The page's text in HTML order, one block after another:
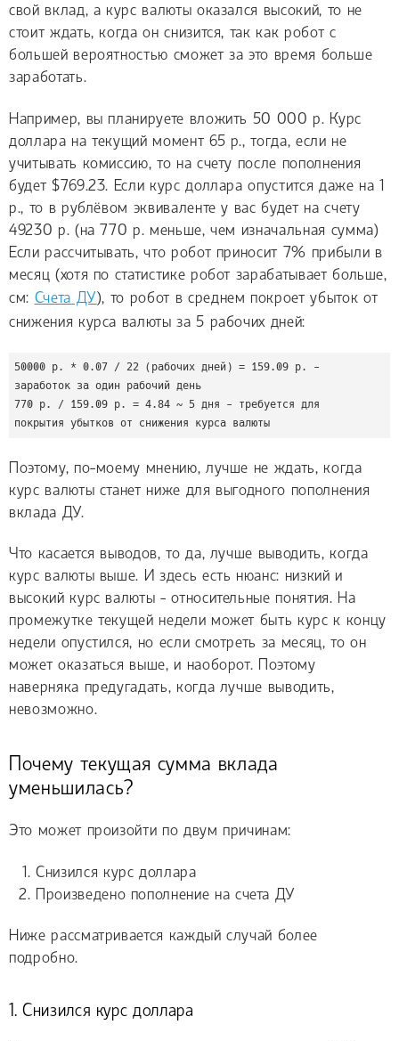
свой вклад, а курс валюты оказался высокий, то не
стоит ждать, когда он снизится, так как робот с
большей вероятностью сможет за это время больше
заработать.
Например, вы планируете вложить 50 000 р. Курс
доллара на текущий момент 65 р., тогда, если не
учитывать комиссию, то на счету после пополнения
будет $769.23. Если курс доллара опустится даже на 1
р., то в рублёвом эквиваленте у вас будет на счету
49230 р. (на 770 р. меньше, чем изначальная сумма)
Если рассчитывать, что робот приносит 7% прибыли в
месяц (хотя по статистике робот зарабатывает больше,
см: Счета ДУ), то робот в среднем покроет убыток от
снижения курса валюты за 5 рабочих дней:
50000 р. * 0.07 / 22 (рабочих дней) = 159.09 р. -
заработок за один рабочий день
770 р. / 159.09 р. = 4.84 ~ 5 дня - требуется для
покрытия убытков от снижения курса валюты
Поэтому, по-моему мнению, лучше не ждать, когда
курс валюты станет ниже для выгодного пополнения
вклада ДУ.
Что касается выводов, то да, лучше выводить, когда
курс валюты выше. И здесь есть нюанс: низкий и
высокий курс валюты - относительные понятия. На
промежутке текущей недели может быть курс к концу
недели опустился, но если смотреть за месяц, то он
может оказаться выше, и наоборот. Поэтому
наверняка предугадать, когда лучше выводить,
невозможно.
Почему текущая сумма вклада
уменьшилась?
Это может произойти по двум причинам:
Снизился курс доллара
Произведено пополнение на счета ДУ
Ниже рассматривается каждый случай более
подробно.
1. Снизился курс доллара